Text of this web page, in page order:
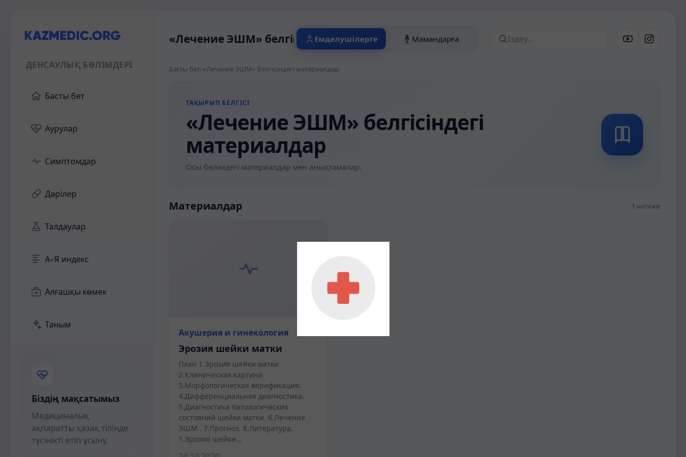
ДЕНСАУЛЫҚ БӨЛІМДЕРІ
Басты бет
Аурулар
Симптомдар
Дәрілер
Талдаулар
А–Я индекс
Алғашқы көмек
Таным
Біздің мақсатымыз
Медициналық
ақпаратты қазақ тілінде
түсінікті етіп ұсыну.
«Лечение ЭШМ» белгісіндегі материалдар
Емделушілерге Мамандарға Сайттан іздеу
Басты бет/«Лечение ЭШМ» белгісіндегі материалдар
ТАҚЫРЫП БЕЛГІСІ
«Лечение ЭШМ» белгісіндегі
материалдар
Осы бөлімдегі материалдар мен анықтамалар.
Материалдар 1 нәтиже
Акушерия и гинекология
Эрозия шейки матки
План 1.Эрозия шейки матки
2.Клиническая картина
3.Морфологическая верификация.
4.Дифференциальная диагностика.
5.Диагностика патологических
состояний шейки матки. 6.Лечение
ЭШМ . 7.Прогноз. 8.Литература.
1.Эрозия шейки…